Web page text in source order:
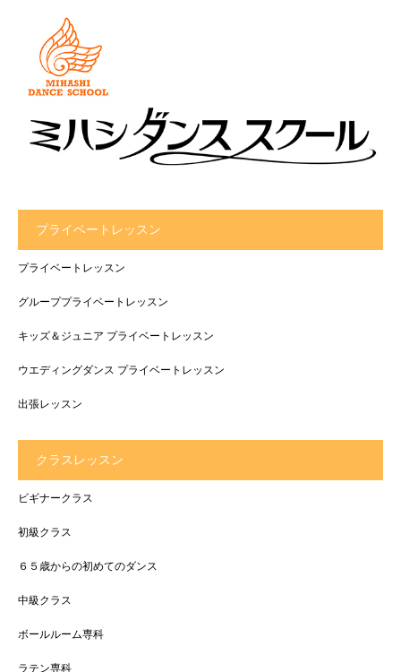
プライベートレッスン
プライベートレッスン
グループプライベートレッスン
キッズ＆ジュニア プライベートレッスン
ウエディングダンス プライベートレッスン
出張レッスン
クラスレッスン
ビギナークラス
初級クラス
６５歳からの初めてのダンス
中級クラス
ボールルーム専科
ラテン専科